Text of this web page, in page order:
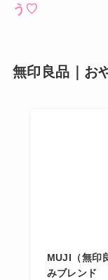
う♡
無印良品｜お
MUJI（無印
みブレンド